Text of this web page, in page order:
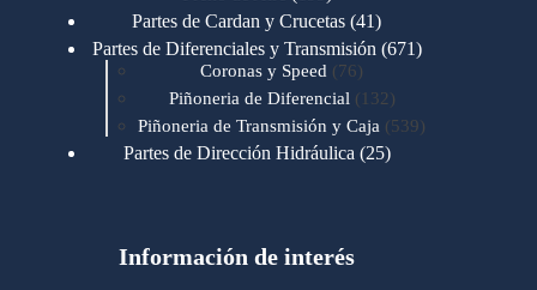
productos
Partes de Cardan y Crucetas 4141
productos
Partes de Diferenciales y Transmisión 671671
Coronas y Speed 7676
productos
Piñoneria de Diferencial 132 132
productos
Piñoneria de Transmisión y Caja 539539
Partes de Dirección Hidráulica 2525
Motores Cummins 723
Información de interés